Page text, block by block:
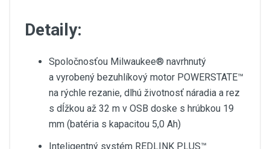
Detaily:
Spoločnosťou Milwaukee® navrhnutý
a vyrobený bezuhlíkový motor POWERSTATE™
na rýchle rezanie, dlhú životnosť náradia a rez
s dĺžkou až 32 m v OSB doske s hrúbkou 19
mm (batéria s kapacitou 5,0 Ah)
Inteligentný systém REDLINK PLUS™